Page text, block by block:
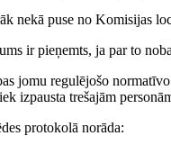
nekā puse no Komisijas
ir pieņemts, ja par to
jomu regulējošo
izpausta trešajām
protokolā norāda: